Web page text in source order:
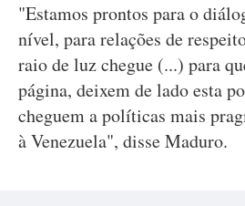
"Estamos prontos para o
nível, para relações de
raio de luz chegue (...) para
página, deixem de lado esta
cheguem a políticas mais
à Venezuela", disse Maduro.